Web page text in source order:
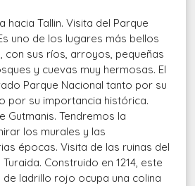
hacia Tallin. Visita del Parque
uno de los lugares más bellos
con sus ríos, arroyos, pequeñas
y cuevas muy hermosas. El
Parque Nacional tanto por su
por su importancia histórica.
Gutmanis. Tendremos la
los murales y las
épocas. Visita de las ruinas del
Construido en 1214, este
ladrillo rojo ocupa una colina